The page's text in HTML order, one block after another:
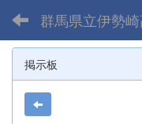
群馬県立伊勢
掲示板